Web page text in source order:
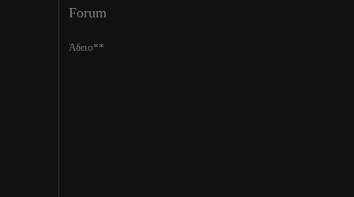
Forum
Άδειο**